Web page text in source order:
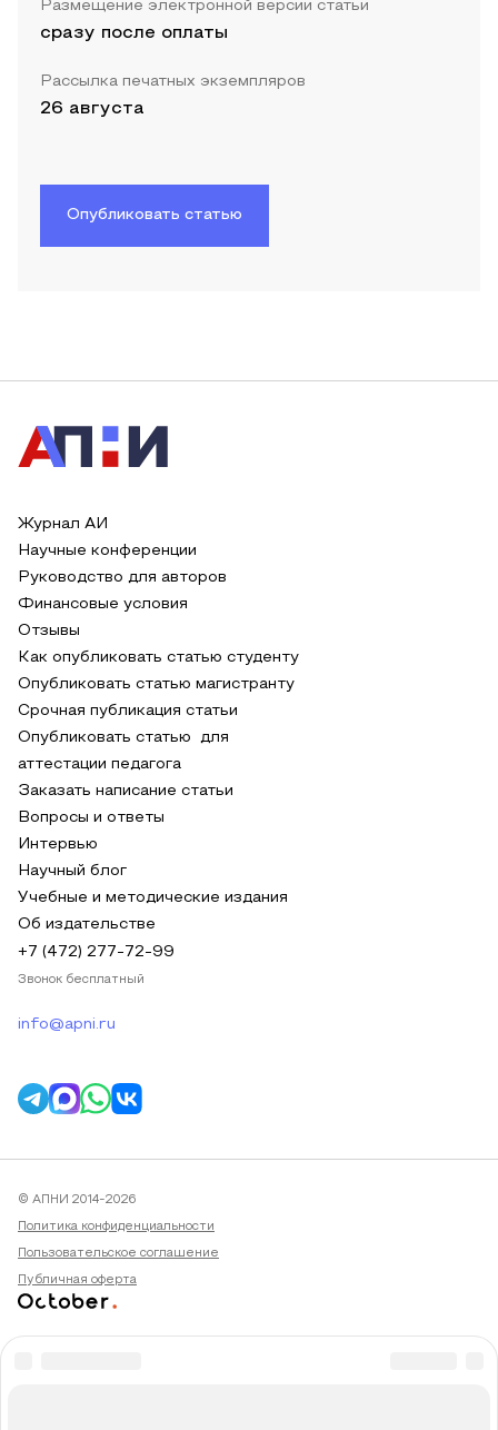
Размещение электронной версии статьи
сразу после оплаты
Рассылка печатных экземпляров
26 августа
Опубликовать статью
Журнал АИ
Научные конференции
Руководство для авторов
Финансовые условия
Отзывы
Как опубликовать статью студенту
Опубликовать статью магистранту
Срочная публикация статьи
Опубликовать статью для
аттестации педагога
Заказать написание статьи
Вопросы и ответы
Интервью
Научный блог
Учебные и методические издания
Об издательстве
+7 (472) 277-72-99
Звонок бесплатный
info@apni.ru
© АПНИ 2014-2026
Политика конфиденциальности
Пользовательское соглашение
Публичная оферта